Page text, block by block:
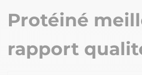
Protéiné
rapport